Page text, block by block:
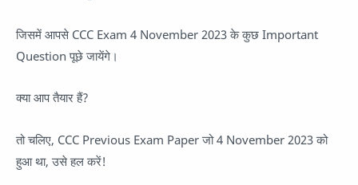
जिसमें आपसे CCC Exam 4 November 2023 के कुछ Important
Question पूछे जायेंगे।
क्या आप तैयार हैं?
तो चलिए, CCC Previous Exam Paper जो 4 November 2023 को
हुआ था, उसे हल करें!